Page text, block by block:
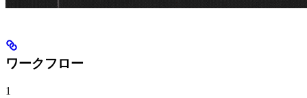
ワークフロー
1